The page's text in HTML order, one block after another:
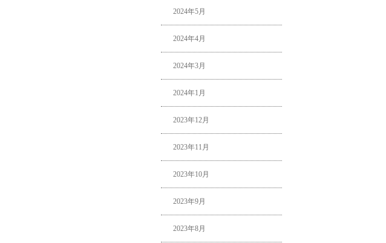
2024年5月
2024年4月
2024年3月
2024年1月
2023年12月
2023年11月
2023年10月
2023年9月
2023年8月